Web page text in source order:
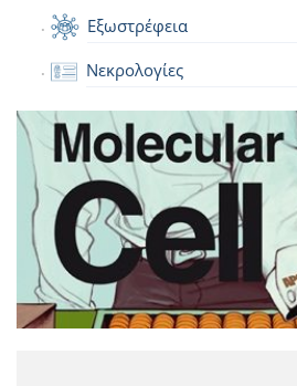
Εξωστρέφεια
Νεκρολογίες